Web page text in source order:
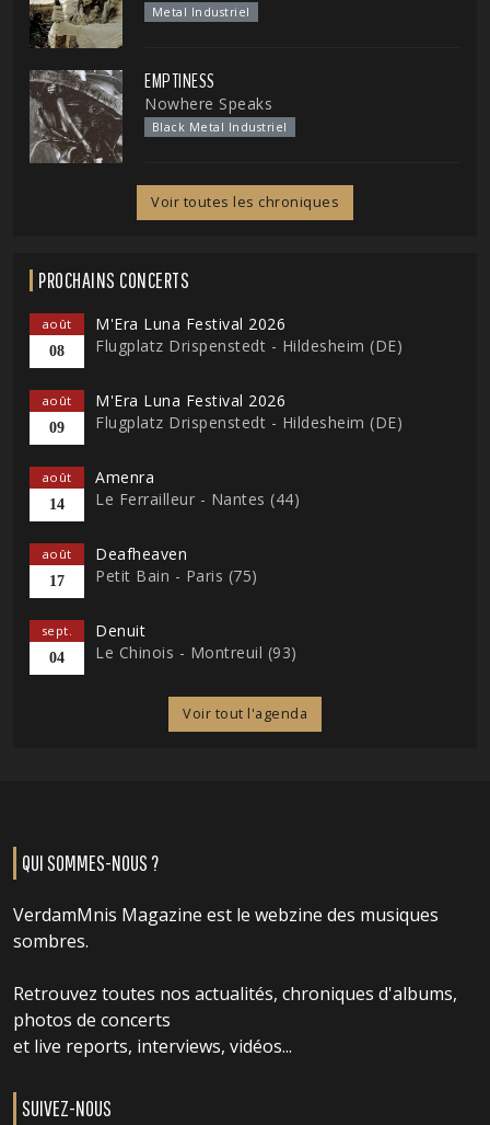
Metal Industriel
EMPTINESS
Nowhere Speaks
Black Metal Industriel
Voir toutes les chroniques
PROCHAINS CONCERTS
août
08
M'Era Luna Festival 2026
Flugplatz Drispenstedt - Hildesheim (DE)
août
09
M'Era Luna Festival 2026
Flugplatz Drispenstedt - Hildesheim (DE)
août
14
Amenra
Le Ferrailleur - Nantes (44)
août
17
Deafheaven
Petit Bain - Paris (75)
sept.
04
Denuit
Le Chinois - Montreuil (93)
Voir tout l'agenda
QUI SOMMES-NOUS ?
VerdamMnis Magazine est le webzine des musiques
sombres.
Retrouvez toutes nos actualités, chroniques d'albums,
photos de concerts
et live reports, interviews, vidéos...
SUIVEZ-NOUS